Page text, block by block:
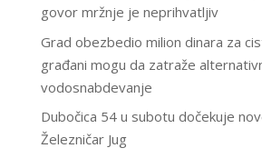
govor mržnje je neprihvatljiv
Grad obezbedio milion dinara za
građani mogu da zatraže
vodosnabdevanje
Dubočica 54 u subotu dočekuje
Železničar Jug